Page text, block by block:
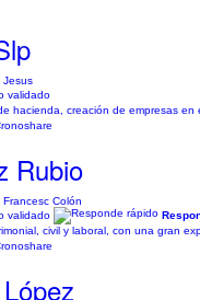
Jesus
validado
hacienda, creación de empresas
Rubio
Colón
validado
civil y laboral, con una gran